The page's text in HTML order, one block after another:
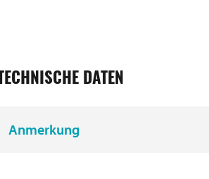
TECHNISCHE DATEN
Anmerkung